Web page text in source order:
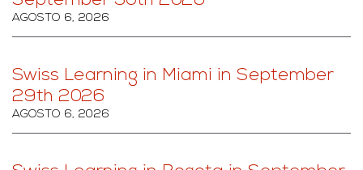
AGOSTO 6, 2026
Swiss Learning in Miami in September
29th 2026
AGOSTO 6, 2026